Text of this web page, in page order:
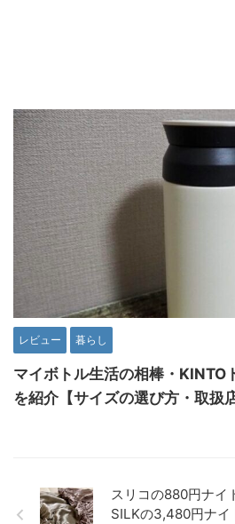
レビュー 暮らし
マイボトル生活の相棒・KINTO
を紹介【サイズの選び方・取扱店
スリコの880円ナイ
SILKの3,480円ナイ